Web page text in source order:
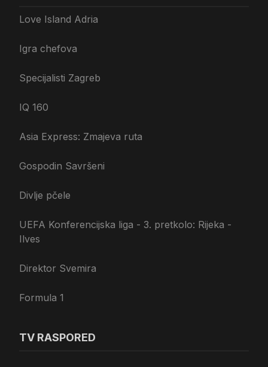
Love Island Adria
Igra chefova
Specijalisti Zagreb
IQ 160
Asia Express: Zmajeva ruta
Gospodin Savršeni
Divlje pčele
UEFA Konferencijska liga - 3. pretkolo: Rijeka -
Ilves
Direktor Svemira
Formula 1
TV RASPORED